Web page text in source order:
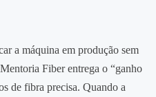
a máquina em produção sem
Fiber entrega o “ganho
de fibra precisa. Quando a